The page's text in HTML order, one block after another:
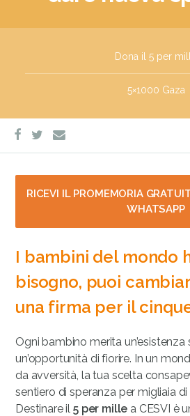
Dona il 5 per
5×1000 Gaza
facebook
twitter
e-
mail
RICEVI IL PROMEMORIA
WHATSAPP
I bambini del mondo
bisogno, puoi
una firma per il
Ogni bambino merita un’esistenza
un’opportunità di fiorire. In un
da avversità, la tua scelta
sentiero di speranza per migliaia
Destinare il 5 per mille a CESVI è